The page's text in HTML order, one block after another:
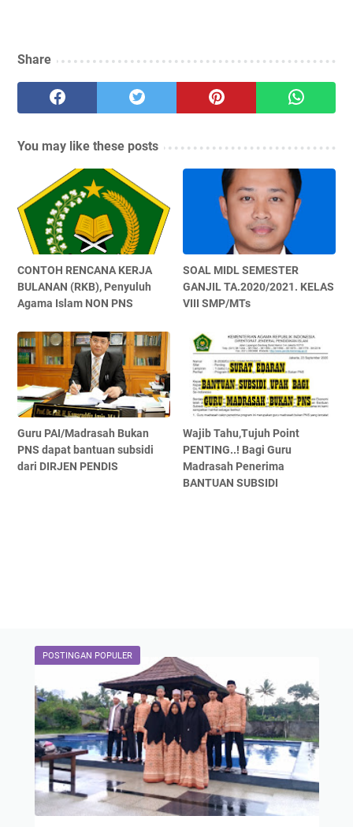
Share
You may like these posts
CONTOH RENCANA KERJA
BULANAN (RKB), Penyuluh
Agama Islam NON PNS
SOAL MIDL SEMESTER
GANJIL TA.2020/2021. KELAS
VIII SMP/MTs
Guru PAI/Madrasah Bukan
PNS dapat bantuan subsidi
dari DIRJEN PENDIS
Wajib Tahu,Tujuh Point
PENTING..! Bagi Guru
Madrasah Penerima
BANTUAN SUBSIDI
POSTINGAN POPULER